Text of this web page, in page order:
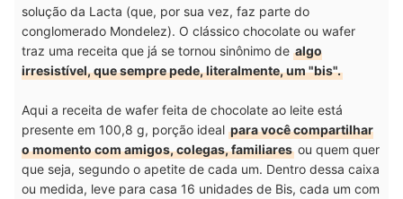
solução da Lacta (que, por sua vez, faz parte do
conglomerado Mondelez). O clássico chocolate ou wafer
traz uma receita que já se tornou sinônimo de algo
irresistível, que sempre pede, literalmente, um "bis".
Aqui a receita de wafer feita de chocolate ao leite está
presente em 100,8 g, porção ideal para você compartilhar
o momento com amigos, colegas, familiares ou quem quer
que seja, segundo o apetite de cada um. Dentro dessa caixa
ou medida, leve para casa 16 unidades de Bis, cada um com